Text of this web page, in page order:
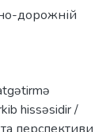
дорожній
hissəsidir /